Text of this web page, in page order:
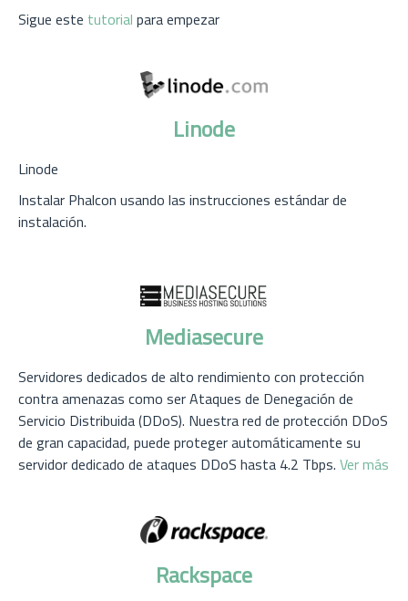
Sigue este tutorial para empezar
Linode
Linode
Instalar Phalcon usando las instrucciones estándar de
instalación.
Mediasecure
Servidores dedicados de alto rendimiento con protección
contra amenazas como ser Ataques de Denegación de
Servicio Distribuida (DDoS). Nuestra red de protección DDoS
de gran capacidad, puede proteger automáticamente su
servidor dedicado de ataques DDoS hasta 4.2 Tbps. Ver más
Rackspace